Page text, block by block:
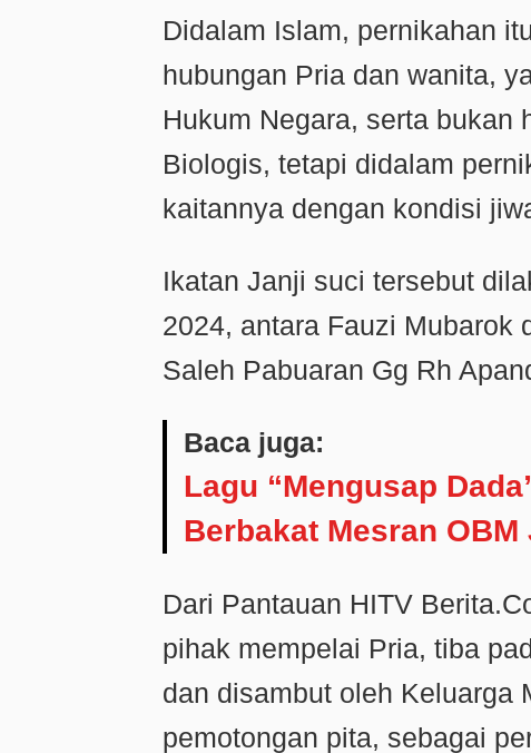
Didalam Islam, pernikahan
hubungan Pria dan wanita,
Hukum Negara, serta bukan
Biologis, tetapi didalam
kaitannya dengan kondisi
Ikatan Janji suci tersebut
2024, antara Fauzi Mubarok
Saleh Pabuaran Gg Rh
Baca juga:
Lagu “Mengusap
Berbakat Mesran
Dari Pantauan HITV
pihak mempelai Pria, tiba
dan disambut oleh Keluarga
pemotongan pita, sebagai